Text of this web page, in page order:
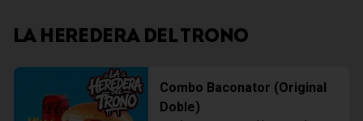
LA HEREDERA DEL TRONO
Combo Baconator (Original
Doble)